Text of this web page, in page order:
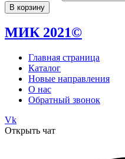
В корзину
МИК 2021©
Главная страница
Каталог
Новые направления
О нас
Обратный звонок
Vk
Открыть чат